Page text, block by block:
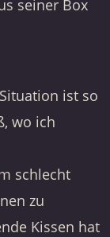
seiner Box
ist so
wo ich
schlecht
zu
Kissen hat